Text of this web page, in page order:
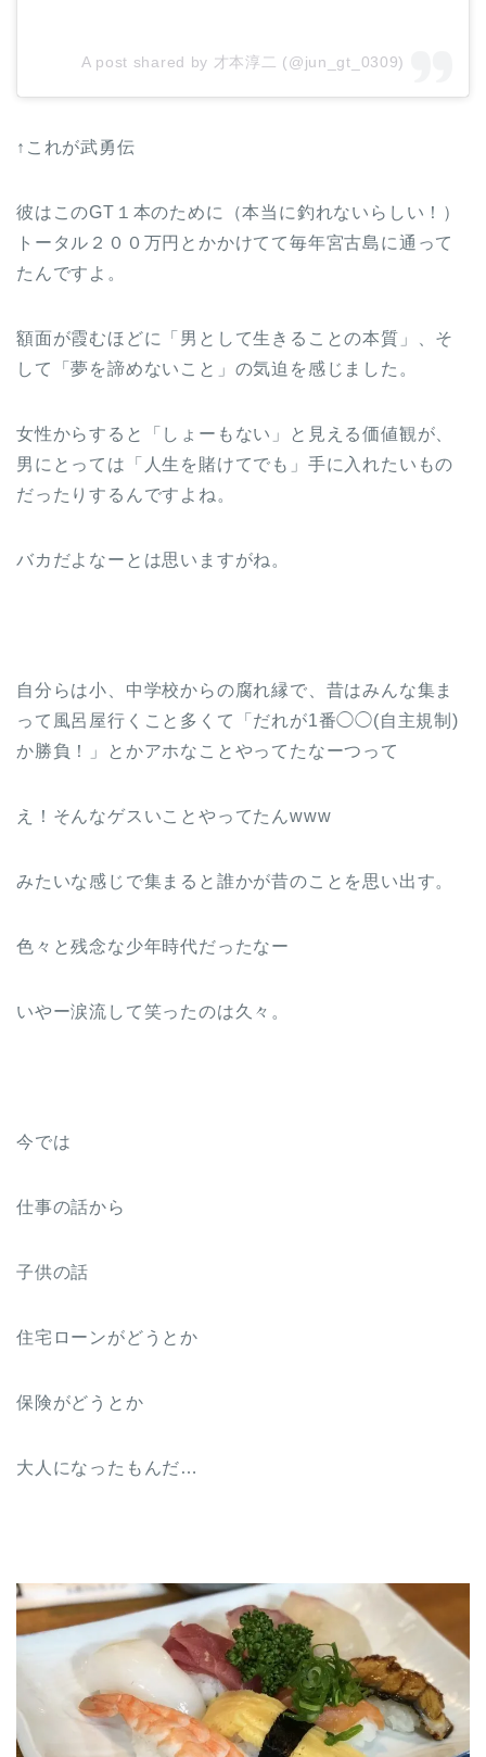
A post shared by 才本淳二 (@jun_gt_0309)
↑これが武勇伝
彼はこのGT１本のために（本当に釣れないらしい！）
トータル２００万円とかかけてて毎年宮古島に通って
たんですよ。
額面が霞むほどに「男として生きることの本質」、そ
して「夢を諦めないこと」の気迫を感じました。
女性からすると「しょーもない」と見える価値観が、
男にとっては「人生を賭けてでも」手に入れたいもの
だったりするんですよね。
バカだよなーとは思いますがね。
自分らは小、中学校からの腐れ縁で、昔はみんな集ま
って風呂屋行くこと多くて「だれが1番◯◯(自主規制)
か勝負！」とかアホなことやってたなーつって
え！そんなゲスいことやってたんwww
みたいな感じで集まると誰かが昔のことを思い出す。
色々と残念な少年時代だったなー
いやー涙流して笑ったのは久々。
今では
仕事の話から
子供の話
住宅ローンがどうとか
保険がどうとか
大人になったもんだ…